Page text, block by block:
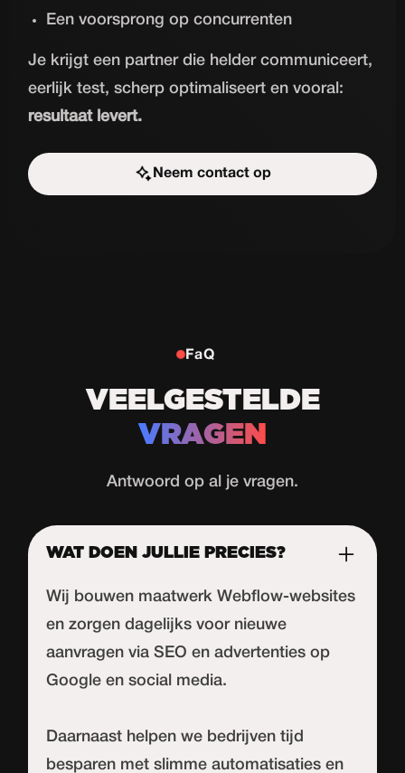
Een voorsprong op concurrenten
Je krijgt een partner die helder communiceert,
eerlijk test, scherp optimaliseert en vooral:
resultaat levert.
Neem contact op
Start de uitdaging
FaQ
VEELGESTELDE
VRAGEN
Antwoord op al je vragen.
WAT DOEN JULLIE PRECIES?
Wij bouwen maatwerk Webflow-websites
en zorgen dagelijks voor nieuwe
aanvragen via SEO en advertenties op
Google en social media.
Daarnaast helpen we bedrijven tijd
besparen met slimme automatisaties en